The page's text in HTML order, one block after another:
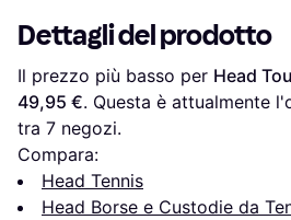
Dettagli del prodotto
Il prezzo più basso per Head
49,95 €. Questa è attualmente
tra 7 negozi.
Compara:
Head Tennis
Head Borse e Custodie da